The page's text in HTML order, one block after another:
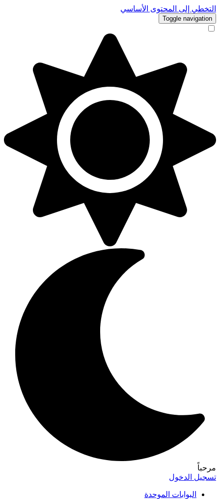
التخطي إلى المحتوى الأساسي
Toggle navigation
مرحباً
تسجيل الدخول
البوابات الموحدة